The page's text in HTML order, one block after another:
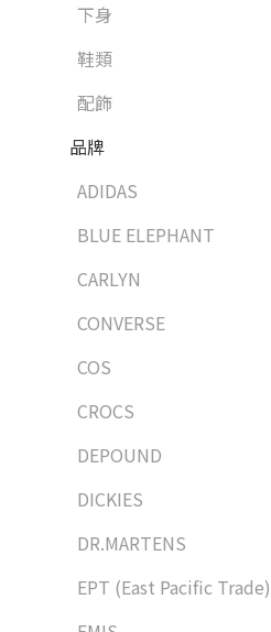
下身
鞋類
配飾
品牌
ADIDAS
BLUE ELEPHANT
CARLYN
CONVERSE
COS
CROCS
DEPOUND
DICKIES
DR.MARTENS
EPT (East Pacific Trade)